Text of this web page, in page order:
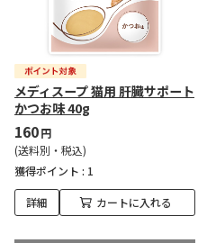
メディスープ 猫用 肝臓サポート
かつお味 40g
160円
(送料別・税込)
獲得ポイント : 1
詳細 カートに入れる